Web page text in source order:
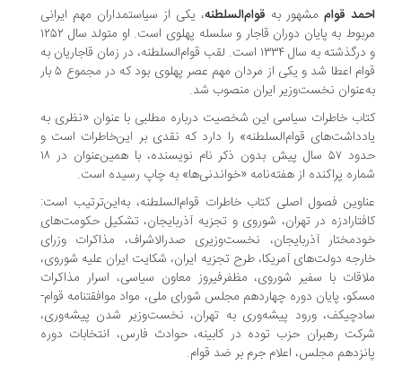
قواممشهور بهقوام‌السلطنه، یکی از سیاستمداران مهم ایرانی
مربوط به پایان دوران قاجار و سلسله پهلوی است. او متولد سال ۱۲۵۲
و درگذشته به سال ۱۳۳۴ است. لقب قوام‌السلطنه، در زمان قاجاریان به
قوام اعطا شد و یکی از مردان مهم عصر پهلوی بود که در مجموع ۵ بار
نخست‌وزیر ایران منصوب شد.
خاطرات سیاسی این شخصیت‌ درباره مطلبی با عنوان «نظری به
قوام‌السلطنه» را دارد که نقدی بر این‌خاطرات است و
حدود ۵۷ سال پیش بدون ذکر نام نویسنده، با همین‌عنوان در ۱۸
پراکنده از هفته‌نامه «خواندنی‌ها» به چاپ رسیده است.
فصول اصلی کتاب خاطرات قوام‌السلطنه، به‌این‌ترتیب است:
در تهران، شوروی و تجزیه آذربایجان، تشکیل حکومت‌های
آذربایجان، نخست‌وزیری صدرالاشراف، مذاکرات وزرای
دولت‌های آمریکا، طرح تجزیه ایران، شکایت ایران علیه شوروی،
با سفیر شوروی، مظفرفیروز معاون سیاسی، اسرار مذاکرات
پایان دوره چهاردهم مجلس شورای ملی، مواد موافقتنامه قوام-
ورود پیشه‌وری به تهران، نخست‌وزیر شدن پیشه‌وری،
رهبران حزب توده در کابینه، حوادث فارس، انتخابات دوره
مجلس، اعلام جرم بر ضد قوام.